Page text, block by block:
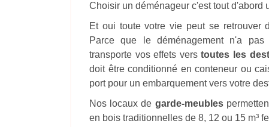
Choisir un déménageur c'est tout d'abord
Et oui toute votre vie peut se retrouver
Parce que le déménagement n'a
transporte vos effets verstoutes les
doit être conditionné en conteneur ou
port pour un embarquement vers votre
Nos locaux de garde-meubles
en bois traditionnelles de 8, 12 ou 15 m³